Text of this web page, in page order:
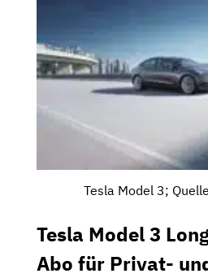
Tesla Model 3;
Tesla Model 3
Abo für Privat-